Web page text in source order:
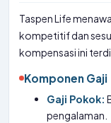
Taspen Life
kompetitif dan
kompensasi ini
Komponen Gaji
Gaji Pokok:
pengalaman.